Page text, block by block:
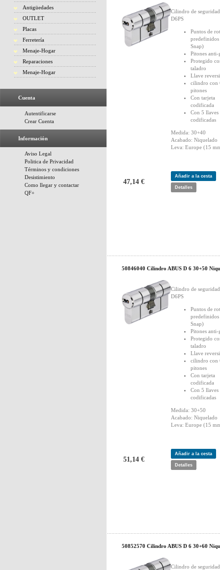
Antigüedades
OUTLET
Placas
Ferretería
Menaje-Hogar
Reparaciones
Menaje-Hogar
Cuenta
Autentificarse
Crear Cuenta
Información
Aviso Legal
Politica de Privacidad
Términos y condiciones
Desistimiento
Como llegar y contactar
QF+
Cilindro de
D6PS
Puntos de
predefinidos
Snap)
Pitones anti-
Protegido
taladro
Llave
cilindro con
pitones
Con tarjeta
codificada
Con 5 llaves
codificadas
Medida: 30+40
Acabado: Niquelado
Leva: Europe (15
47,14 €
Añadir a la cesta
Detalles
50846040 Cilindro ABUS D 6 30+50
Cilindro de
D6PS
Puntos de
predefinidos
Snap)
Pitones anti-
Protegido
taladro
Llave
cilindro con
pitones
Con tarjeta
codificada
Con 5 llaves
codificadas
Medida: 30+50
Acabado: Niquelado
Leva: Europe (15
51,14 €
Añadir a la cesta
Detalles
50852570 Cilindro ABUS D 6 30+60
Cilindro de